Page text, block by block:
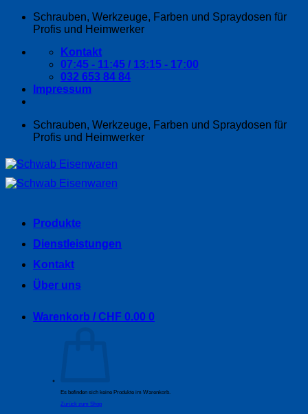
Zum
Schrauben, Werkzeuge, Farben und Spraydosen für
Profis und Heimwerker
Kontakt
07:45 - 11:45 / 13:15 - 17:00
032 653 84 84
Impressum
Schrauben, Werkzeuge, Farben und Spraydosen für
Profis und Heimwerker
Produkte
Dienstleistungen
Kontakt
Über uns
Warenkorb / CHF 0.00 0
Es befinden sich keine Produkte im Warenkorb.
Zurück zum Shop